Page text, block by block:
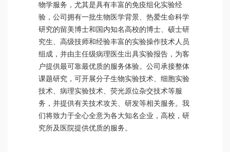
物学服务，尤其是具有丰富的免疫组化实验经
验，公司拥有一批生物医学背景、热爱生命科学
研究的留美博士和国内知名高校的博士、硕士研
究生、高级技师和经验丰富的实验操作技术人员
组成，并由主任级病理医生出具实验报告，为客
户提供最可靠最优质的服务体验。公司承接整体
课题研究，可开展分子生物实验技术、细胞实验
技术、病理实验技术、荧光原位杂交技术等服
务，并提供有关技术攻关、研发等相关服务。我
们将致力于全心全意为各大知名企业，高校，研
究所及医院提供优质的服务。